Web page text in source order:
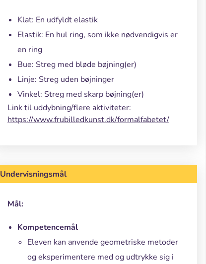
Klat: En udfyldt elastik
Elastik: En hul ring, som ikke nødvendigvis er
en ring
Bue: Streg med bløde bøjning(er)
Linje: Streg uden bøjninger
Vinkel: Streg med skarp bøjning(er)
Link til uddybning/flere aktiviteter:
https://www.frubilledkunst.dk/formalfabetet/
Undervisningsmål
Mål:
Kompetencemål
Eleven kan anvende geometriske metoder
og eksperimentere med og udtrykke sig i